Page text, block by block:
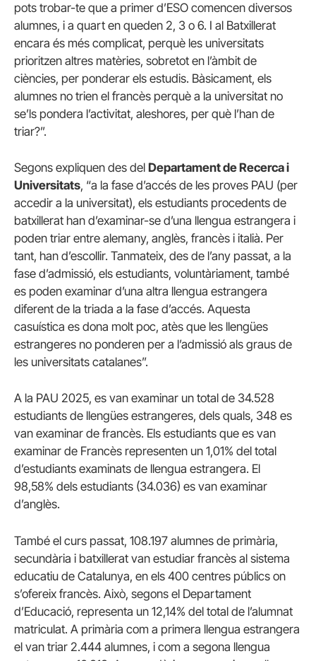
pots trobar-te que a primer d’ESO comencen diversos
alumnes, i a quart en queden 2, 3 o 6. I al Batxillerat
encara és més complicat, perquè les universitats
prioritzen altres matèries, sobretot en l’àmbit de
ciències, per ponderar els estudis. Bàsicament, els
alumnes no trien el francès perquè a la universitat no
se’ls pondera l’activitat, aleshores, per què l’han de
triar?”.
Segons expliquen des del Departament de Recerca i
Universitats, “a la fase d’accés de les proves PAU (per
accedir a la universitat), els estudiants procedents de
batxillerat han d’examinar-se d’una llengua estrangera i
poden triar entre alemany, anglès, francès i italià. Per
tant, han d’escollir. Tanmateix, des de l’any passat, a la
fase d’admissió, els estudiants, voluntàriament, també
es poden examinar d’una altra llengua estrangera
diferent de la triada a la fase d’accés. Aquesta
casuística es dona molt poc, atès que les llengües
estrangeres no ponderen per a l’admissió als graus de
les universitats catalanes”.
A la PAU 2025, es van examinar un total de 34.528
estudiants de llengües estrangeres, dels quals, 348 es
van examinar de francès. Els estudiants que es van
examinar de Francès representen un 1,01% del total
d’estudiants examinats de llengua estrangera. El
98,58% dels estudiants (34.036) es van examinar
d’anglès.
També el curs passat, 108.197 alumnes de primària,
secundària i batxillerat van estudiar francès al sistema
educatiu de Catalunya, en els 400 centres públics on
s’ofereix francès. Això, segons el Departament
d’Educació, representa un 12,14% del total de l’alumnat
matriculat. A primària com a primera llengua estrangera
el van triar 2.444 alumnes, i com a segona llengua